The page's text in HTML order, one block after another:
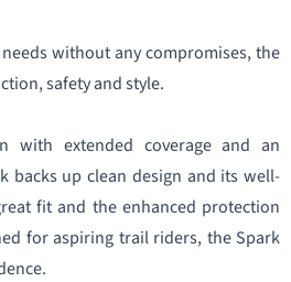
without any compromises, the
safety and style.
with extended coverage and an
backs up clean design and its well-
fit and the enhanced protection
for aspiring trail riders, the Spark